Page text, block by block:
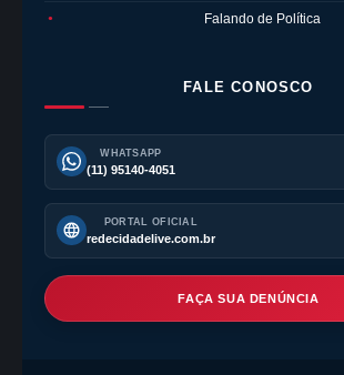
● Falando de Política
FALE CONOSCO
WHATSAPP
(11) 95140-4051
PORTAL OFICIAL
redecidadelive.com.br
FAÇA SUA DENÚNCIA